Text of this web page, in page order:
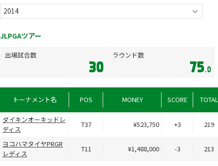
JLPGAツアー
出場試合数
30
ラウンド数
75.0
トーナメント名 POS MONEY SCORE TOTAL
ダイキンオーキッドレ
ディス
T37 ¥523,750 +3 219
ヨコハマタイヤPRGR
レディス
T11 ¥1,488,000 -3 213